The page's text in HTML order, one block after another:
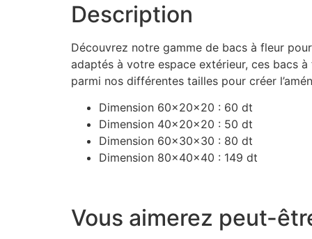
Description
Découvrez notre gamme de bacs à fleur
adaptés à votre espace extérieur, ces bacs
parmi nos différentes tailles pour créer
Dimension 60x20x20 : 60 dt
Dimension 40x20x20 : 50 dt
Dimension 60x30x30 : 80 dt
Dimension 80x40x40 : 149 dt
Vous aimerez peut-